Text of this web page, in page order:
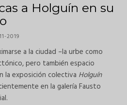
a Holguín en su
2019
a la ciudad –la urbe como
pero también espacio
la exposición colectiva Holguín
en la galería Fausto